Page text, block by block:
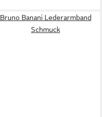
Bruno Banani Lederarmband
Schmuck